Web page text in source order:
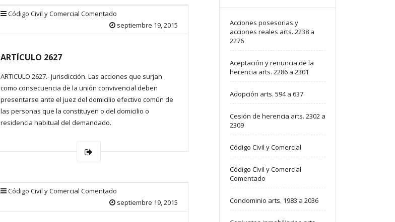
Código Civil y Comercial Comentado
septiembre 19, 2015
ARTÍCULO 2627
ARTICULO 2627.- Jurisdicción. Las acciones que surjan
como consecuencia de la unión convivencial deben
presentarse ante el juez del domicilio efectivo común de
las personas que la constituyen o del domicilio o
residencia habitual del demandado.
Código Civil y Comercial Comentado
septiembre 19, 2015
Acciones posesorias y
acciones reales arts. 2238 a
2276
Aceptación y renuncia de la
herencia arts. 2286 a 2301
Adopción arts. 594 a 637
Cesión de herencia arts. 2302 a
2309
Código Civil y Comercial
Código Civil y Comercial
Comentado
Condominio arts. 1983 a 2036